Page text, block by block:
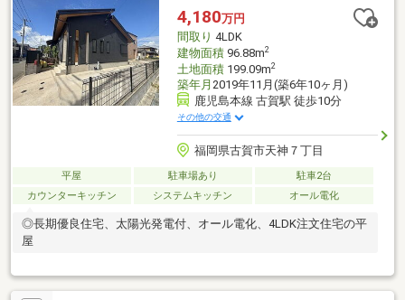
ートしませんか？「親身な説明」と「ローン知識に強い」【リア
ルティストア】にお任せください♪
4,180万円
間取り 4LDK
建物面積96.88m2
土地面積199.09m2
築年月 2019年11月(築6年10ヶ月)
鹿児島本線 古賀駅 徒歩10分
その他の交通
福岡県古賀市天神７丁目
平屋 駐車場あり
駐車2台
カウンターキッチン
システムキッチン オール電化
◎長期優良住宅、太陽光発電付、オール電化、4LDK注文住宅の平
屋